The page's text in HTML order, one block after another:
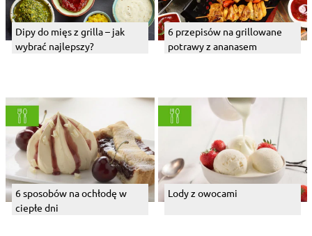
Dipy do mięs z grilla – jak
wybrać najlepszy?
6 przepisów na grillowane
potrawy z ananasem
6 sposobów na ochłodę w
ciepłe dni
Lody z owocami